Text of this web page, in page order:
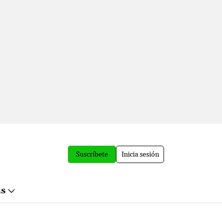
Suscríbete Inicia sesión